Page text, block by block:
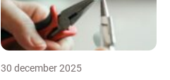
30 december 2025